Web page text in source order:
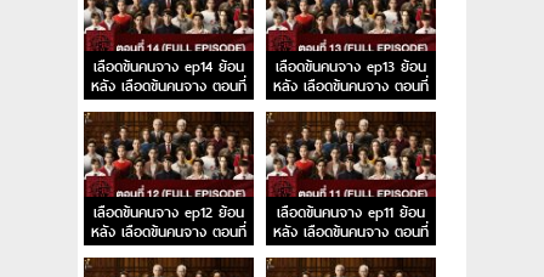
เลือดข้นคนจาง ep14 ย้อน
หลัง เลือดข้นคนจาง ตอนที่
14
เลือดข้นคนจาง ep13 ย้อน
หลัง เลือดข้นคนจาง ตอนที่
13
เลือดข้นคนจาง ep12 ย้อน
หลัง เลือดข้นคนจาง ตอนที่
12
เลือดข้นคนจาง ep11 ย้อน
หลัง เลือดข้นคนจาง ตอนที่
11